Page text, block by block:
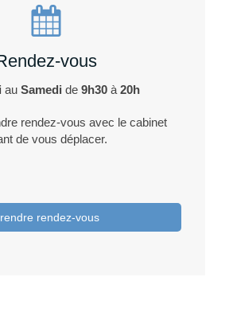
vous
au Samedi de 9h30 à 20h
rendez-vous avec le cabinet
de vous déplacer.
rendez-vous